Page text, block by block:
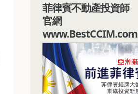
菲律賓不動產投資師
官網
www.BestCCIM.com